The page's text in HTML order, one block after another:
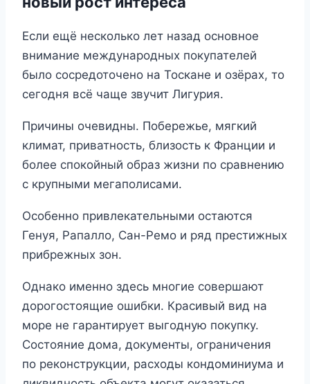
Если ещё несколько лет назад основное
внимание международных покупателей
было сосредоточено на Тоскане и озёрах, то
сегодня всё чаще звучит Лигурия.
Причины очевидны. Побережье, мягкий
климат, приватность, близость к Франции и
более спокойный образ жизни по сравнению
с крупными мегаполисами.
Особенно привлекательными остаются
Генуя, Рапалло, Сан-Ремо и ряд престижных
прибрежных зон.
Однако именно здесь многие совершают
дорогостоящие ошибки. Красивый вид на
море не гарантирует выгодную покупку.
Состояние дома, документы, ограничения
по реконструкции, расходы кондоминиума и